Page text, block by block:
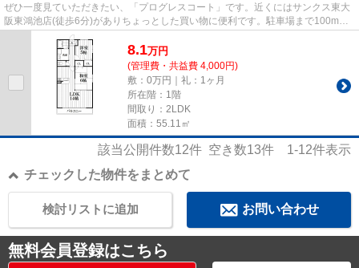
ぜひ一度見ていただきたい、「プログレスコート」です。近くにはサンクス東大
阪東鴻池店(徒歩6分)がありちょっとした買い物に便利です。駐車場まで100mの
物件、いかがでしょうか。こち...
8.1万円
(管理費・共益費 4,000円)
敷：0万円｜礼：1ヶ月
所在階：1階
間取り：2LDK
面積：55.11㎡
該当公開件数12件 空き数13件 1-12件表示
チェックした物件をまとめて
お問い合わせ
検討リストに追加
無料会員登録はこちら